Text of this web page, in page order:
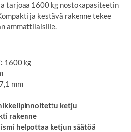
tarjoaa 1600 kg nostokapasiteetin
ja kestävä rakenne tekee
ammattilaisille.
1600 kg
7,1 mm
ketju
rakenne
helpottaa ketjun säätöä